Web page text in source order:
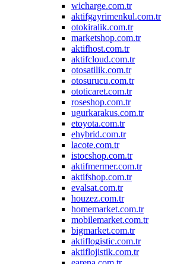
wicharge.com.tr
aktifgayrimenkul.com.tr
otokiralik.com.tr
marketshop.com.tr
aktifhost.com.tr
aktifcloud.com.tr
otosatilik.com.tr
otosurucu.com.tr
ototicaret.com.tr
roseshop.com.tr
ugurkarakus.com.tr
etoyota.com.tr
ehybrid.com.tr
lacote.com.tr
istocshop.com.tr
aktifmermer.com.tr
aktifshop.com.tr
evalsat.com.tr
houzez.com.tr
homemarket.com.tr
mobilemarket.com.tr
bigmarket.com.tr
aktiflogistic.com.tr
aktiflojistik.com.tr